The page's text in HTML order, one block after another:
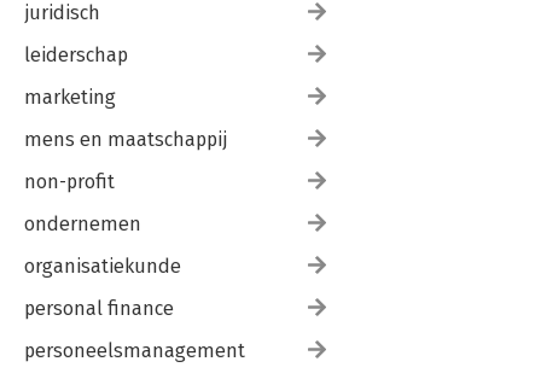
juridisch
leiderschap
marketing
mens en maatschappij
non-profit
ondernemen
organisatiekunde
personal finance
personeelsmanagement